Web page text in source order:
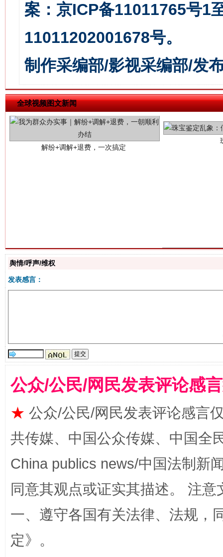
案：京ICP备11011765号1
11011202001678号。
制作采编部/影视采编部/发
全球视频图文新闻
解纷+调解+退费，一次搞定
漫山遍野的桃花与雪山、麦地、白藏房 除
招工难、用工荒背后
舆情/呼声/维权
发表感言：
公众/公民/网民发表评论感
★ 公众/公民/网民发表评论感言
共传媒、中国公众传媒、中国全
China publics news/中国法制新
同意其观点或证实其描述。 注
一、遵守各国有关法律、法规，
定》。